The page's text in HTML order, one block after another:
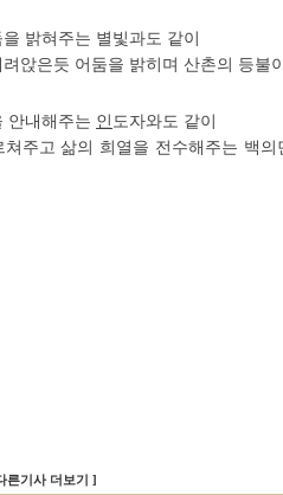
밝혀주는 별빛과도 같이
앉은듯 어둠을 밝히며 산촌의 등불
안내해주는 인 도자와도 같이
주고 삶의 희열을 전수해주는 백의
른기사 더보기 ]